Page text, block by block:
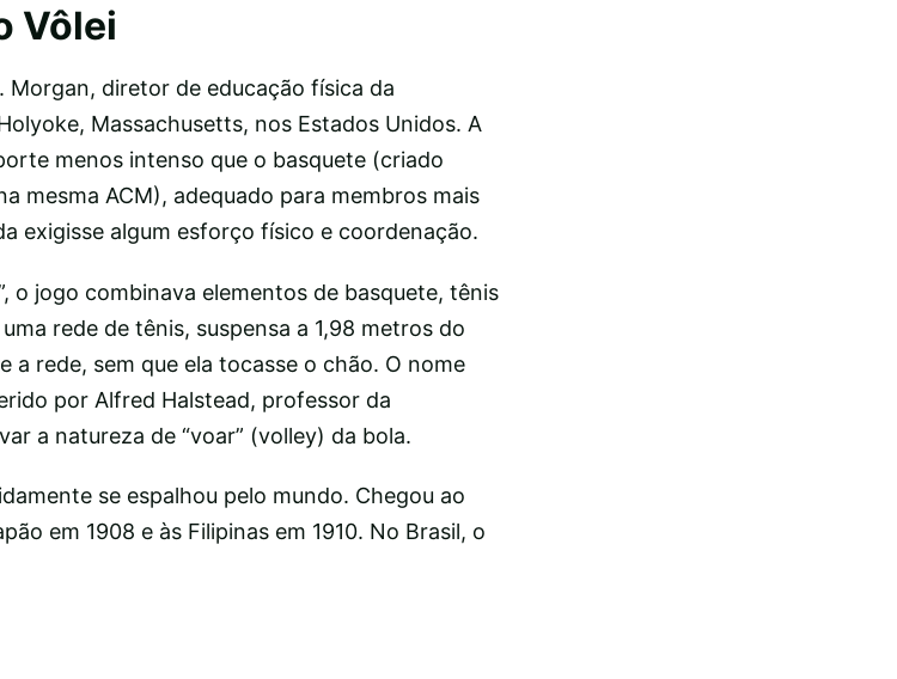
Vôlei
Morgan, diretor de educação física da
Massachusetts, nos Estados Unidos. A
menos intenso que o basquete (criado
mesma ACM), adequado para membros mais
exigisse algum esforço físico e coordenação.
o jogo combinava elementos de basquete, tênis
rede de tênis, suspensa a 1,98 metros do
a rede, sem que ela tocasse o chão. O nome
por Alfred Halstead, professor da
a natureza de “voar” (volley) da bola.
se espalhou pelo mundo. Chegou ao
em 1908 e às Filipinas em 1910. No Brasil, o